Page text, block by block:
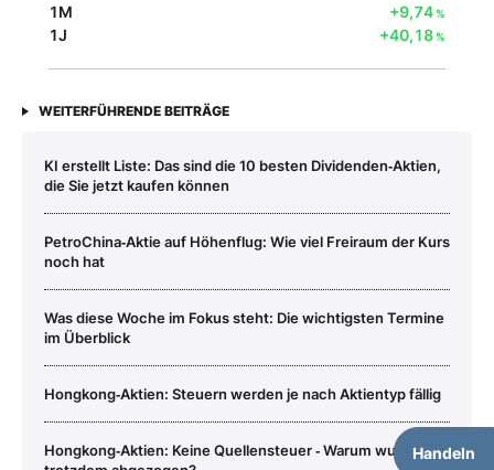
Handeln
1M +9,74%
1J +40,18%
WEITERFÜHRENDE BEITRÄGE
KI erstellt Liste: Das sind die 10 besten Dividenden‑Aktien,
die Sie jetzt kaufen können
PetroChina‑Aktie auf Höhenflug: Wie viel Freiraum der Kurs
noch hat
Was diese Woche im Fokus steht: Die wichtigsten Termine
im Überblick
Hongkong‑Aktien: Steuern werden je nach Aktientyp fällig
Hongkong‑Aktien: Keine Quellensteuer ‑ Warum wurde sie